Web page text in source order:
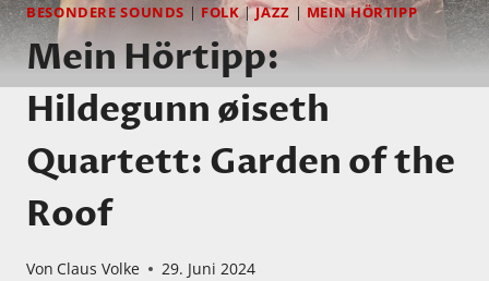
BESONDERE SOUNDS | FOLK|JAZZ | MEIN HÖRTIPP
Mein Hörtipp:
Hildegunn øiseth
Quartett: Garden of the
Roof
Von Claus Volke 29. Juni 2024